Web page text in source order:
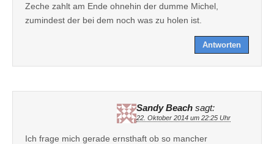
Zeche zahlt am Ende ohnehin der dumme Michel,
zumindest der bei dem noch was zu holen ist.
Antworten
Sandy Beach sagt:
22. Oktober 2014 um 22:25 Uhr
Ich frage mich gerade ernsthaft ob so mancher